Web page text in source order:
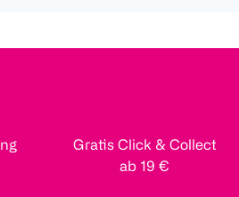
Gratis Click & Collect
ab 19 €